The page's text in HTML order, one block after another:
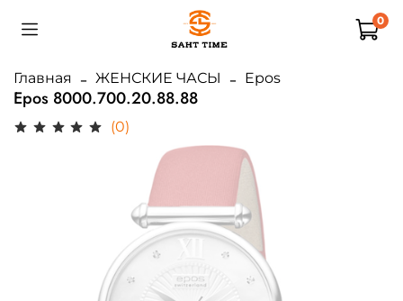
0
Главная ЖЕНСКИЕ ЧАСЫ Epos
Epos 8000.700.20.88.88
(0)